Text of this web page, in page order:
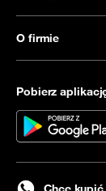
O firmie
Pobierz